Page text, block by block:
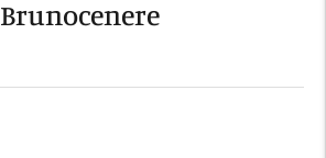
Brunocenere